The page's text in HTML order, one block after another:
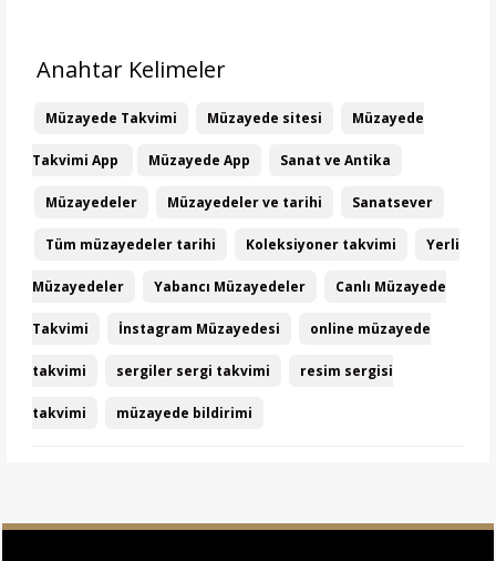
Anahtar Kelimeler
Müzayede Takvimi Müzayede sitesi Müzayede
Takvimi App Müzayede App Sanat ve Antika
Müzayedeler Müzayedeler ve tarihi Sanatsever
Tüm müzayedeler tarihi Koleksiyoner takvimi Yerli
Müzayedeler Yabancı Müzayedeler Canlı Müzayede
Takvimi İnstagram Müzayedesi online müzayede
takvimi sergiler sergi takvimi resim sergisi
takvimi müzayede bildirimi